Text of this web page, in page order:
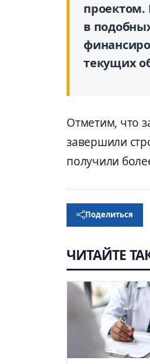
в
текущих
Отметим, что
завершили
получили
Поделиться
ЧИТАЙТЕ